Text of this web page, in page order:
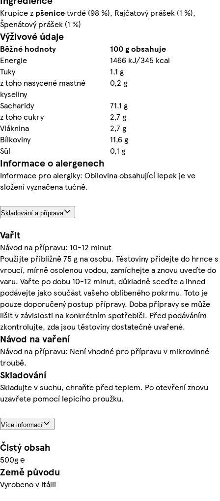
Krupice z pšenicetvrdé (98 %), Rajčatový prášek (1 %),
Špenátový prášek (1 %)
Výživové údaje
Běžné hodnoty
100 g obsahuje
Energie
1466 kJ/345 kcal
Tuky
1,1 g
z toho nasycené mastné
kyseliny
0,2 g
Sacharidy
71,1 g
z toho cukry
2,7 g
Vláknina
2,7 g
Bílkoviny
11,6 g
Sůl
0,1 g
Informace o alergenech
Informace pro alergiky: Obilovina obsahující lepek je ve
složení vyznačena tučně.
Skladování a příprava
Vařit
Návod na přípravu: 10-12 minut
Použijte přibližně 75 g na osobu. Těstoviny přidejte do hrnce s
vroucí, mírně osolenou vodou, zamíchejte a znovu uveďte do
varu. Vařte po dobu 10-12 minut, důkladně sceďte a ihned
podávejte jako součást vašeho oblíbeného pokrmu. Toto je
pouze doporučený postup přípravy. Doba přípravy se může
lišit v závislosti na konkrétním spotřebiči. Před podáváním
zkontrolujte, zda jsou těstoviny dostatečně uvařené.
Návod na vaření
Návod na přípravu: Není vhodné pro přípravu v mikrovlnné
troubě.
Skladování
Skladujte v suchu, chraňte před teplem. Po otevření znovu
uzavřete pomocí lepicího proužku.
Více informací
Čistý obsah
500g ℮
Země původu
Vyrobeno v Itálii